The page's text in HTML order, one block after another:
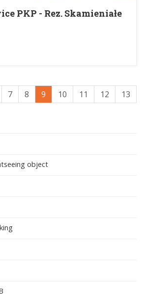
PKP - Rez. Skamieniałe
7 8 9 10 11 12 13
object